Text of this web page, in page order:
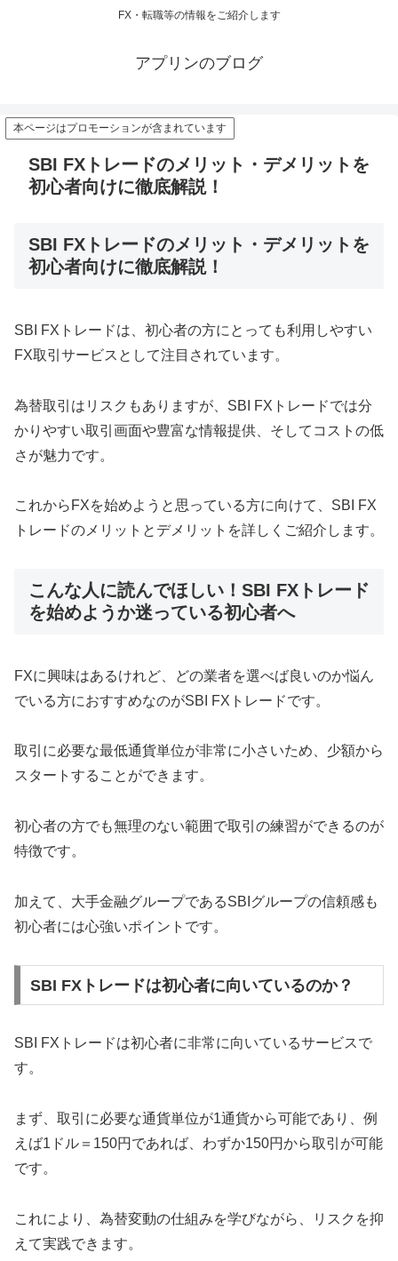
FX・転職等の情報をご紹介します
アプリンのブログ
本ページはプロモーションが含まれています
SBI FXトレードのメリット・デメリットを
初心者向けに徹底解説！
SBI FXトレードのメリット・デメリットを
初心者向けに徹底解説！
SBI FXトレードは、初心者の方にとっても利用しやすい
FX取引サービスとして注目されています。
為替取引はリスクもありますが、SBI FXトレードでは分
かりやすい取引画面や豊富な情報提供、そしてコストの低
さが魅力です。
これからFXを始めようと思っている方に向けて、SBI FX
トレードのメリットとデメリットを詳しくご紹介します。
こんな人に読んでほしい！SBI FXトレード
を始めようか迷っている初心者へ
FXに興味はあるけれど、どの業者を選べば良いのか悩ん
でいる方におすすめなのがSBI FXトレードです。
取引に必要な最低通貨単位が非常に小さいため、少額から
スタートすることができます。
初心者の方でも無理のない範囲で取引の練習ができるのが
特徴です。
加えて、大手金融グループであるSBIグループの信頼感も
初心者には心強いポイントです。
SBI FXトレードは初心者に向いているのか？
SBI FXトレードは初心者に非常に向いているサービスで
す。
まず、取引に必要な通貨単位が1通貨から可能であり、例
えば1ドル＝150円であれば、わずか150円から取引が可能
です。
これにより、為替変動の仕組みを学びながら、リスクを抑
えて実践できます。